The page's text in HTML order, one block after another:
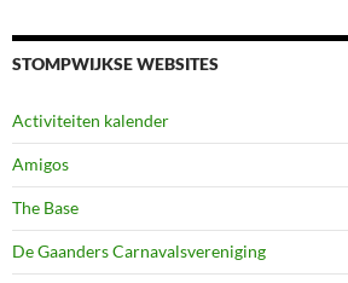
STOMPWIJKSE WEBSITES
Activiteiten kalender
Amigos
The Base
De Gaanders Carnavalsvereniging